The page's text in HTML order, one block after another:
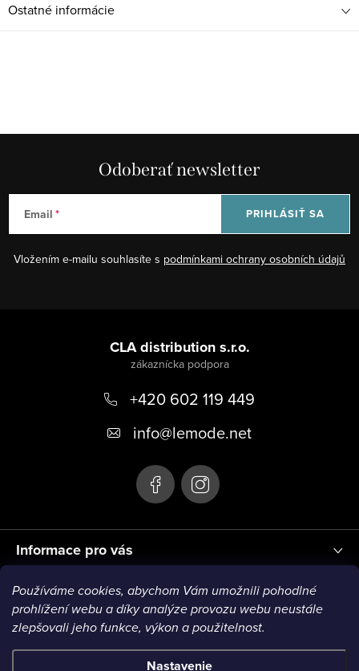
Používáme cookies, abychom Vám umožnili pohodlné
prohlížení webu a díky analýze provozu webu neustále
zlepšovali jeho funkce, výkon a použitelnost.
Nastavenie
Ostatné informácie
Odoberať newsletter
Email
Vložením e-mailu souhlasíte s podmínkami ochrany osobních údajů
PRIHLÁSIŤ SA
Informace pro vás
CLA distribution s.r.o.
+420 602 119 449
info@lemode.net
Blog